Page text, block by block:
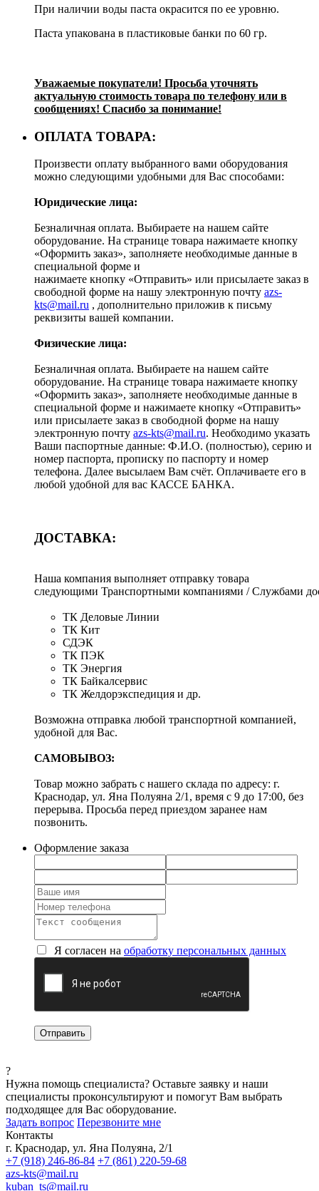
При наличии воды паста окрасится по ее уровню.
Паста упакована в пластиковые банки по 60 гр.
Уважаемые покупатели! Просьба уточнять
актуальную стоимость товара по телефону или в
сообщениях! Спасибо за понимание!
ОПЛАТА ТОВАРА:
Произвести оплату выбранного вами оборудования
можно следующими удобными для Вас способами:
Юридические лица:
Безналичная оплата. Выбираете на нашем сайте
оборудование. На странице товара нажимаете кнопку
«Оформить заказ», заполняете необходимые данные в
специальной форме и
нажимаете кнопку «Отправить» или присылаете заказ в
свободной форме на нашу электронную почту azs-
kts@mail.ru , дополнительно приложив к письму
реквизиты вашей компании.
Физические лица:
Безналичная оплата. Выбираете на нашем сайте
оборудование. На странице товара нажимаете кнопку
«Оформить заказ», заполняете необходимые данные в
специальной форме и нажимаете кнопку «Отправить»
или присылаете заказ в свободной форме на нашу
электронную почту azs-kts@mail.ru. Необходимо указать
Ваши паспортные данные: Ф.И.О. (полностью), серию и
номер паспорта, прописку по паспорту и номер
телефона. Далее высылаем Вам счёт. Оплачиваете его в
любой удобной для вас КАССЕ БАНКА.
ДОСТАВКА:
Наша компания выполняет отправку товара
следующими Транспортными компаниями / Службами
ТК Деловые Линии
ТК Кит
СДЭК
ТК ПЭК
ТК Энергия
ТК Байкалсервис
ТК Желдорэкспедиция и др.
Возможна отправка любой транспортной компанией,
удобной для Вас.
САМОВЫВОЗ:
Товар можно забрать с нашего склада по адресу: г.
Краснодар, ул. Яна Полуяна 2/1, время с 9 до 17:00, без
перерыва. Просьба перед приездом заранее нам
позвонить.
Оформление заказа
Я согласен на обработку персональных данных
?
Нужна помощь специалиста? Оставьте заявку и наши
специалисты проконсультируют и помогут Вам выбрать
подходящее для Вас оборудование.
Задать вопрос Перезвоните мне
Контакты
г. Краснодар, ул. Яна Полуяна, 2/1
+7 (918) 246-86-84 +7 (861) 220-59-68
azs-kts@mail.ru
kuban_ts@mail.ru